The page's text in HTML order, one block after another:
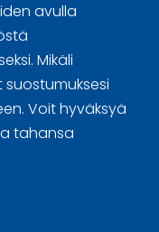
avulla
Mikäli
suostumuksesi
Voit hyväksyä
tahansa